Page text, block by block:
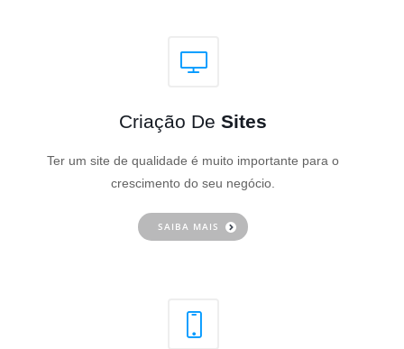
Criação De Sites
Ter um site de qualidade é muito importante para o
crescimento do seu negócio.
SAIBA MAIS